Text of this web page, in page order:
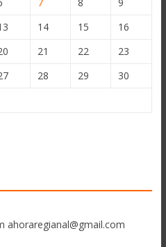
14 15
16
21 22
23
28 29
30
ahoraregianal@gmail.com